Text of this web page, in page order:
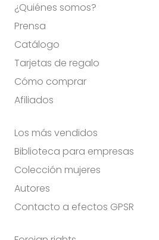
¿Quiénes somos?
Prensa
Catálogo
Tarjetas de regalo
Cómo comprar
Afiliados
Los más vendidos
Biblioteca para empresas
Colección mujeres
Autores
Contacto a efectos GPSR